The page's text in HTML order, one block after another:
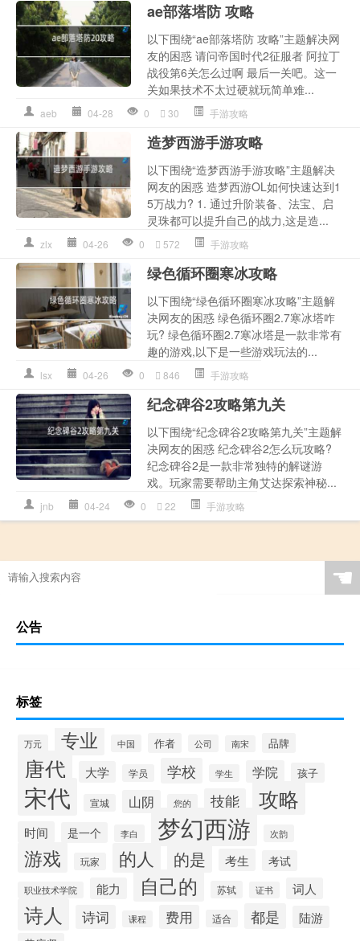
ae部落塔防 攻略
以下围绕“ae部落塔防 攻略”主题解决网
友的困惑 请问帝国时代2征服者 阿拉丁
战役第6关怎么过啊 最后一关吧。这一
关如果技术不太过硬就玩简单难...
aeb 04-28 0 30 手游攻略
造梦西游手游攻略
以下围绕“造梦西游手游攻略”主题解决
网友的困惑 造梦西游OL如何快速达到1
5万战力? 1. 通过升阶装备、法宝、启
灵珠都可以提升自己的战力,这是造...
zlx 04-26 0 572 手游攻略
绿色循环圈寒冰攻略
以下围绕“绿色循环圈寒冰攻略”主题解
决网友的困惑 绿色循环圈2.7寒冰塔咋
玩? 绿色循环圈2.7寒冰塔是一款非常有
趣的游戏,以下是一些游戏玩法的...
lsx 04-26 0 846 手游攻略
纪念碑谷2攻略第九关
以下围绕“纪念碑谷2攻略第九关”主题解
决网友的困惑 纪念碑谷2怎么玩攻略?
纪念碑谷2是一款非常独特的解谜游
戏。玩家需要帮助主角艾达探索神秘...
jnb 04-24 0 22 手游攻略
☚
公告
标签
万元 专业 中国 作者 公司 南宋 品牌
唐代 大学 学员 学校 学生 学院 孩子
宋代 宣城 山阴 您的 技能 攻略
时间 是一个 李白 梦幻西游 次韵
游戏 玩家 的人 的是 考生 考试
职业技术学院 能力 自己的 苏轼 证书 词人
诗人 诗词 课程 费用 适合 都是 陆游